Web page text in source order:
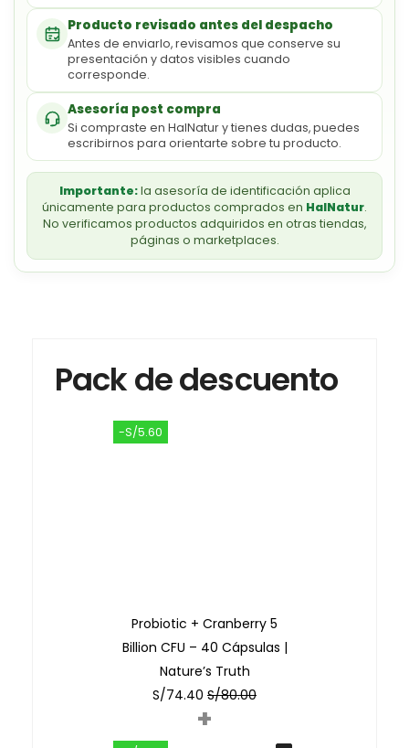
Producto revisado antes del despacho
Antes de enviarlo, revisamos que conserve su
presentación y datos visibles cuando
corresponde.
Asesoría post compra
Si compraste en HalNatur y tienes dudas, puedes
escribirnos para orientarte sobre tu producto.
Importante:la asesoría de identificación aplica
únicamente para productos comprados en HalNatur.
No verificamos productos adquiridos en otras tiendas,
páginas o marketplaces.
Pack de descuento
-S/5.60
Probiotic + Cranberry 5
Billion CFU – 40 Cápsulas |
Nature’s Truth
S/74.40 S/80.00
+